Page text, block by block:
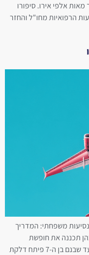
אלפי אירו. סיפורו
הרפואיות מחו"ל והחזר
נסיעות משפחתי: המדריך
תכננה את חופשת
החלומות שלהם באיטליה. הכל היה מושלם עד שבנם בן ה-7 פיתח דלקת